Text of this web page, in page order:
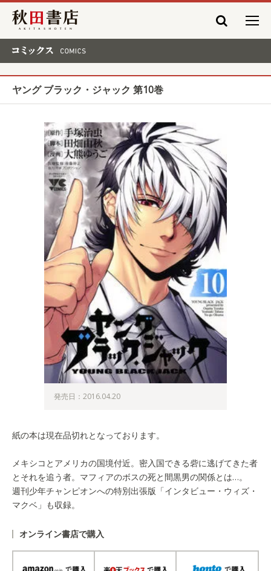
秋田書店
ヤング ブラック・ジャック 第10巻
発売日：2016.04.20
紙の本は現在品切れとなっております。
メキシコとアメリカの国境付近。密入国できる砦に逃げてきた者
とそれを追う者。マフィアのボスの死と間黒男の関係とは…。
週刊少年チャンピオンへの特別出張版「インタビュー・ウィズ・
マクベ」も収録。
オンライン書店で購入